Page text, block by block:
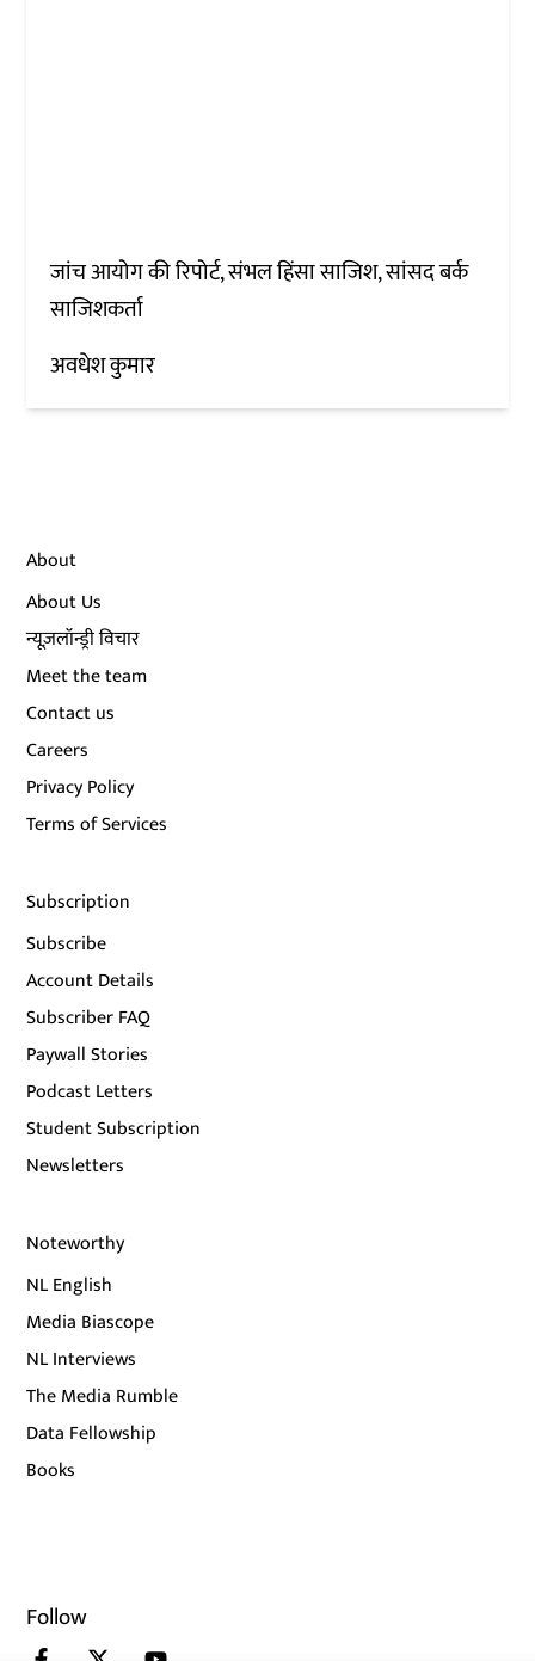
जांच आयोग की रिपोर्ट, संभल हिंसा साजिश, सांसद बर्क
साजिशकर्ता
अवधेश कुमार
About
About Us
न्यूज़लॉन्ड्री विचार
Meet the team
Contact us
Careers
Privacy Policy
Terms of Services
Subscription
Subscribe
Account Details
Subscriber FAQ
Paywall Stories
Podcast Letters
Student Subscription
Newsletters
Noteworthy
NL English
Media Biascope
NL Interviews
The Media Rumble
Data Fellowship
Books
Follow